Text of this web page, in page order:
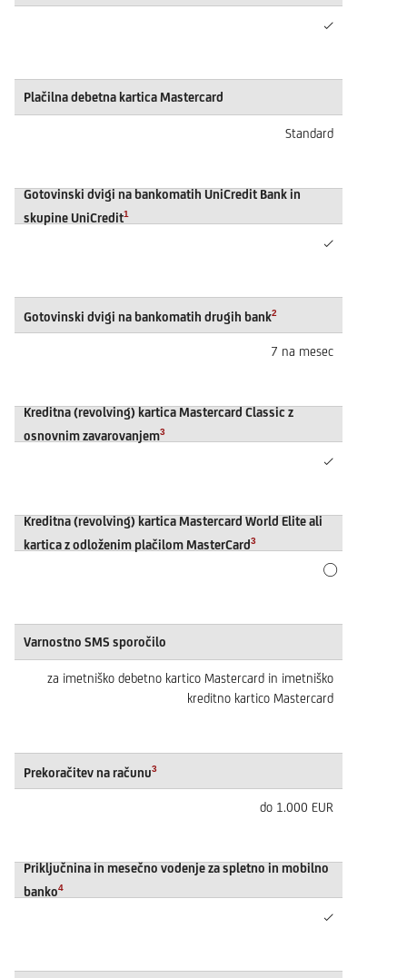
✓
Plačilna debetna kartica Mastercard
Standard
Gotovinski dvigi na bankomatih UniCredit Bank in
skupine UniCredit1
✓
Gotovinski dvigi na bankomatih drugih bank2
7 na mesec
Kreditna (revolving) kartica Mastercard Classic z
osnovnim zavarovanjem3
✓
Kreditna (revolving) kartica Mastercard World Elite ali
kartica z odloženim plačilom MasterCard3
Varnostno SMS sporočilo
za imetniško debetno kartico Mastercard in imetniško
kreditno kartico Mastercard
Prekoračitev na računu3
do 1.000 EUR
Priključnina in mesečno vodenje za spletno in mobilno
banko4
✓